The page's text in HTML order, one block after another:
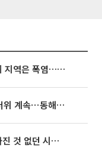
동해안은 시간당 80㎜ 폭우, 그 외 지역은 폭염…‘극과 극 날씨’
[내일 날씨] 폭염 한풀 꺾여도 무더위 계속⋯동해안 이틀 연속 비
임영웅, 어느덧 데뷔 10주년⋯"가진 것 없던 시절, 내 앞엔 20명의 팬뿐"